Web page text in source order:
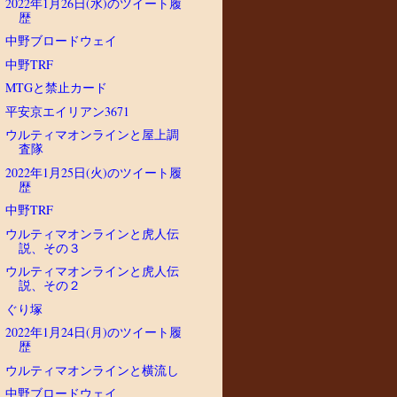
歴
中野ブロードウェイ
中野TRF
MTGと禁止カード
平安京エイリアン3671
ウルティマオンラインと屋上調
査隊
2022年1月25日(火)のツイート履
歴
中野TRF
ウルティマオンラインと虎人伝
説、その３
ウルティマオンラインと虎人伝
説、その２
ぐり塚
2022年1月24日(月)のツイート履
歴
ウルティマオンラインと横流し
中野ブロードウェイ